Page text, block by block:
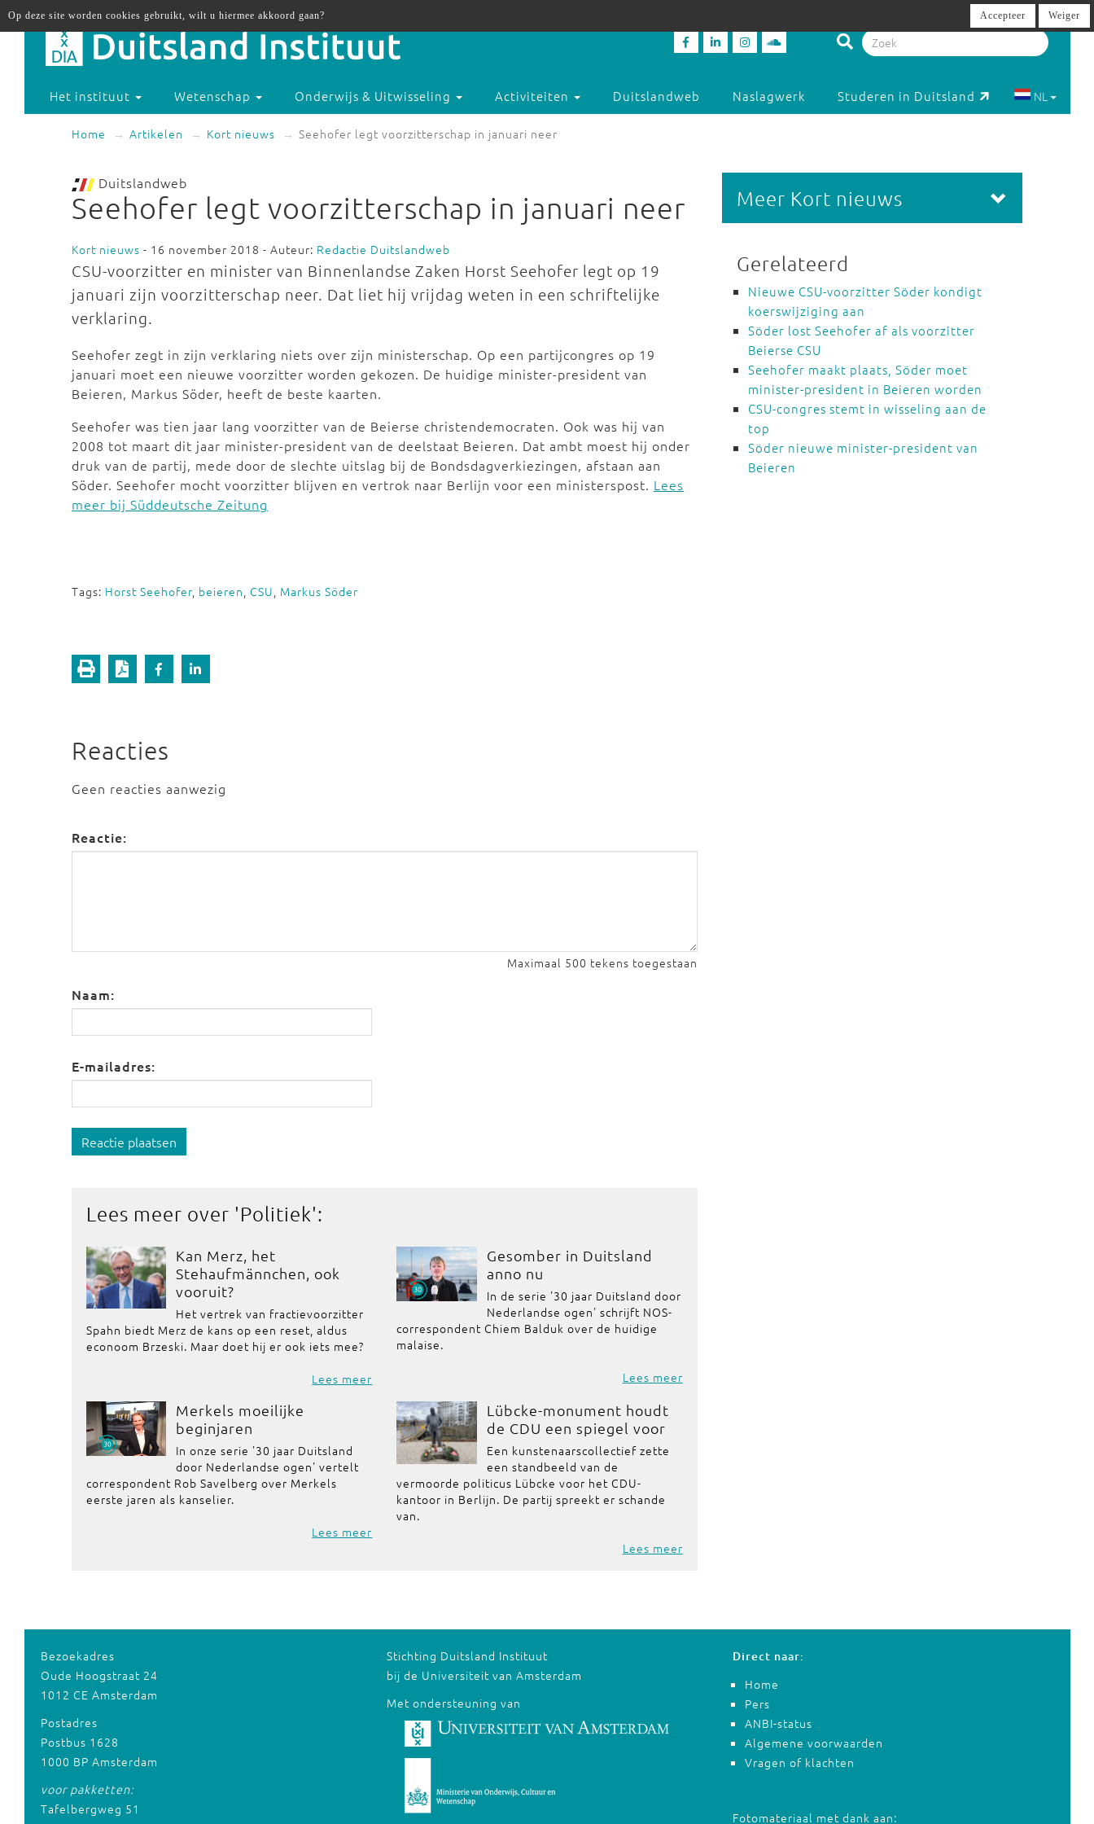
Het instituut Wetenschap Onderwijs & Uitwisseling Activiteiten Duitslandweb Naslagwerk Studeren in Duitsland NL
Home Artikelen Kort nieuws Seehofer legt voorzitterschap in januari neer
Duitslandweb
Seehofer legt voorzitterschap in januari neer
Kort nieuws - 16 november 2018 - Auteur: Redactie Duitslandweb
CSU-voorzitter en minister van Binnenlandse Zaken Horst Seehofer legt op 19
januari zijn voorzitterschap neer. Dat liet hij vrijdag weten in een schriftelijke
verklaring.
Seehofer zegt in zijn verklaring niets over zijn ministerschap. Op een partijcongres op 19
januari moet een nieuwe voorzitter worden gekozen. De huidige minister-president van
Beieren, Markus Söder, heeft de beste kaarten.
Seehofer was tien jaar lang voorzitter van de Beierse christendemocraten. Ook was hij van
2008 tot maart dit jaar minister-president van de deelstaat Beieren. Dat ambt moest hij onder
druk van de partij, mede door de slechte uitslag bij de Bondsdagverkiezingen, afstaan aan
Söder. Seehofer mocht voorzitter blijven en vertrok naar Berlijn voor een ministerspost. Lees
meer bij Süddeutsche Zeitung
Tags: Horst Seehofer, beieren, CSU, Markus Söder
Reacties
Geen reacties aanwezig
Reactie:
Maximaal 500 tekens toegestaan
Naam:
E-mailadres:
Reactie plaatsen
Lees meer over 'Politiek':
Kan Merz, het
Stehaufmännchen, ook
vooruit?
Het vertrek van fractievoorzitter
Spahn biedt Merz de kans op een reset, aldus
econoom Brzeski. Maar doet hij er ook iets mee?
Lees meer
Gesomber in Duitsland
anno nu
In de serie '30 jaar Duitsland door
Nederlandse ogen' schrijft NOS-
correspondent Chiem Balduk over de huidige
malaise.
Lees meer
Merkels moeilijke
beginjaren
In onze serie '30 jaar Duitsland
door Nederlandse ogen' vertelt
correspondent Rob Savelberg over Merkels
eerste jaren als kanselier.
Lees meer
Lübcke-monument houdt
de CDU een spiegel voor
Een kunstenaarscollectief zette
een standbeeld van de
vermoorde politicus Lübcke voor het CDU-
kantoor in Berlijn. De partij spreekt er schande
van.
Lees meer
Meer Kort nieuws
Gerelateerd
Nieuwe CSU-voorzitter Söder kondigt
koerswijziging aan
Söder lost Seehofer af als voorzitter
Beierse CSU
Seehofer maakt plaats, Söder moet
minister-president in Beieren worden
CSU-congres stemt in wisseling aan de
top
Söder nieuwe minister-president van
Beieren
Bezoekadres
Oude Hoogstraat 24
1012 CE Amsterdam
Postadres
Postbus 1628
1000 BP Amsterdam
voor pakketten:
Tafelbergweg 51
Stichting Duitsland Instituut
bij de Universiteit van Amsterdam
Met ondersteuning van
Direct naar:
Home
Pers
ANBI-status
Algemene voorwaarden
Vragen of klachten
Fotomateriaal met dank aan:
Op deze site worden cookies gebruikt, wilt u hiermee akkoord gaan? Accepteer Weiger